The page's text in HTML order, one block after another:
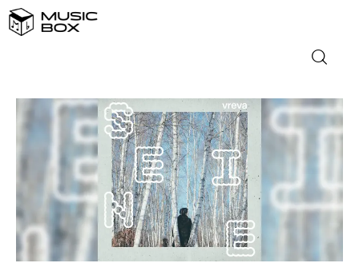
NASLOVNICA
DOMAĆA GLAZBA
STRANA GLAZBA
FILM